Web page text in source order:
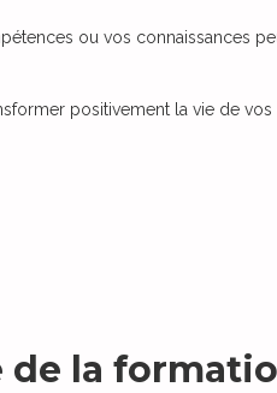
ou vos connaissances
positivement la vie de
de la